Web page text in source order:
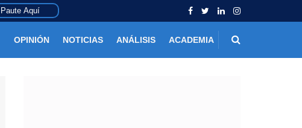
Paute Aquí
OPINIÓN NOTICIAS ANÁLISIS ACADEMIA